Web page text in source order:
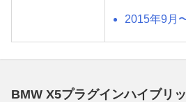
2015年9月
BMW X5プラグインハイブリ